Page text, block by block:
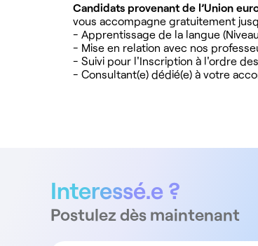
Candidats provenant de l’Union
vous accompagne gratuitement
- Apprentissage de la langue
- Mise en relation avec nos
- Suivi pour l'Inscription à l'ordre
- Consultant(e) dédié(e) à votre
Interessé.e ?
Postulez dès maintenant